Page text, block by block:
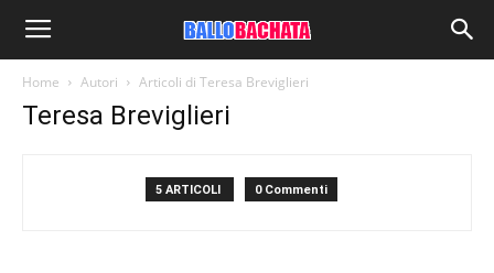
Home Autori Articoli di Teresa Breviglieri
Teresa Breviglieri
5 ARTICOLI 0 Commenti